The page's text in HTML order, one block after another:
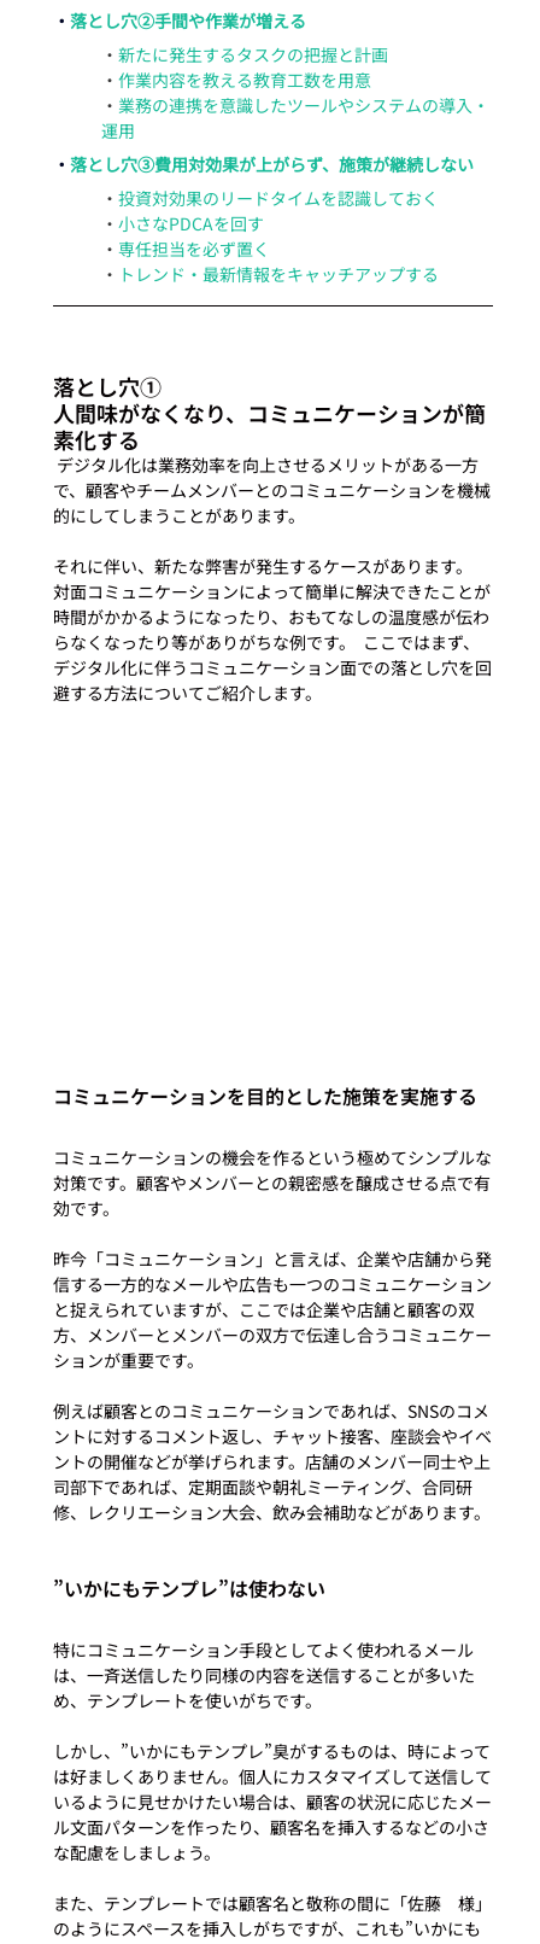
・ 落とし穴②手間や作業が増える
・ 新たに発生するタスクの把握と計画
・ 作業内容を教える教育工数を用意
・ 業務の連携を意識したツールやシステムの導入・
運用
・ 落とし穴③費用対効果が上がらず、施策が継続しない
・ 投資対効果のリードタイムを認識しておく
・ 小さなPDCAを回す
・ 専任担当を必ず置く
・ トレンド・最新情報をキャッチアップする
落とし穴①
人間味がなくなり、コミュニケーションが簡
素化する
で、顧客やチームメンバーとのコミュニケーションを機械
的にしてしまうことがあります。
それに伴い、新たな弊害が発生するケースがあります。
対面コミュニケーションによって簡単に解決できたことが
時間がかかるようになったり、おもてなしの温度感が伝わ
らなくなったり等がありがちな例です。  ここではまず、
デジタル化に伴うコミュニケーション面での落とし穴を回
避する方法についてご紹介します。
コミュニケーションを目的とした施策を実施する
コミュニケーションの機会を作るという極めてシンプルな
対策です。顧客やメンバーとの親密感を醸成させる点で有
効です。
昨今「コミュニケーション」と言えば、企業や店舗から発
信する一方的なメールや広告も一つのコミュニケーション
と捉えられていますが、ここでは企業や店舗と顧客の双
方、メンバーとメンバーの双方で伝達し合うコミュニケー
ションが重要です。
例えば顧客とのコミュニケーションであれば、SNSのコメ
ントに対するコメント返し、チャット接客、座談会やイベ
ントの開催などが挙げられます。店舗のメンバー同士や上
司部下であれば、定期面談や朝礼ミーティング、合同研
”いかにもテンプレ”は使わない
特にコミュニケーション手段としてよく使われるメール
は、一斉送信したり同様の内容を送信することが多いた
め、テンプレートを使いがちです。
しかし、”いかにもテンプレ”臭がするものは、時によって
は好ましくありません。個人にカスタマイズして送信して
いるように見せかけたい場合は、顧客の状況に応じたメー
ル文面パターンを作ったり、顧客名を挿入するなどの小さ
な配慮をしましょう。
また、テンプレートでは顧客名と敬称の間に「佐藤　様」
のようにスペースを挿入しがちですが、これも”いかにも